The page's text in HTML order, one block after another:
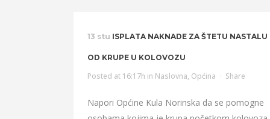
13 stu ISPLATA NAKNADE ZA ŠTETU NASTALU
OD KRUPE U KOLOVOZU
Posted at 16:17h in Naslovna, Općina Share
Napori Općine Kula Norinska da se pomogne